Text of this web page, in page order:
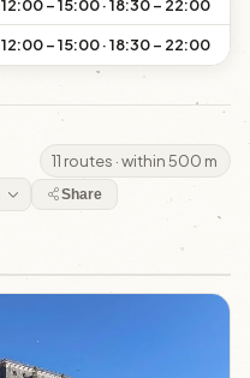
12:00 – 15:00 · 18:30 – 22:00
12:00 – 15:00 · 18:30 – 22:00
11 routes · within 500 m
Share